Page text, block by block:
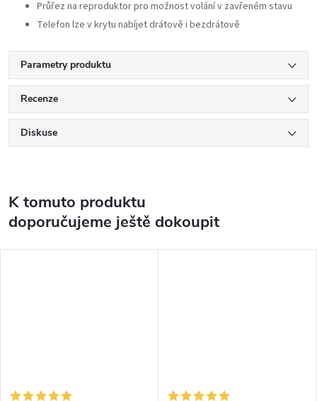
Průřez na reproduktor pro možnost volání v zavřeném stavu
Telefon lze v krytu nabíjet drátově i bezdrátově
Parametry produktu
Recenze
Diskuse
K tomuto produktu
doporučujeme ještě dokoupit